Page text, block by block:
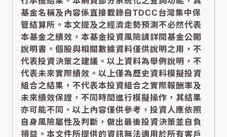
基金名稱及內容係直接載錄自TDCC台灣集中保
管結算所。本文提及之經濟走勢預測不必然代表
本基金之績效，本基金投資風險請詳閱基金公開
說明書。個股與相關數據資料僅供說明之用，不
代表投資決策之建議。以上資料為舉例說明，不
代表未來實際績效。以上僅為歷史資料模擬投資
組合之結果，不代表本投資組合之實際報酬率及
未來績效保證，不同時間進行模擬操作，其結果
亦可能不同。以上內容僅供參考，投資人應依照
自身風險屬性及判斷，做出最後投資決策並自負
損益。本文件所提供的資訊無法適用於所有客戶